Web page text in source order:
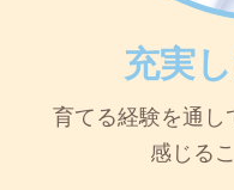
充実
育てる経験を通し
感じる